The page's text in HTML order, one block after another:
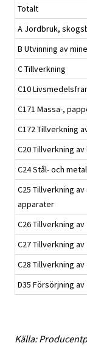
Totalt
A Jordbruk,
B Utvinning av
C Tillverkning
C10
C171 Massa-,
C172 Tillverkning
C20 Tillverkning
C24 Stål- och
C25 Tillverkning
apparater
C26 Tillverkning
C27 Tillverkning
C28 Tillverkning
D35 Försörjning
Källa: